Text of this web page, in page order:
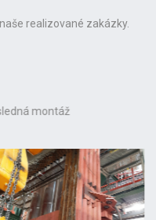
realizované zakázky.
montáž